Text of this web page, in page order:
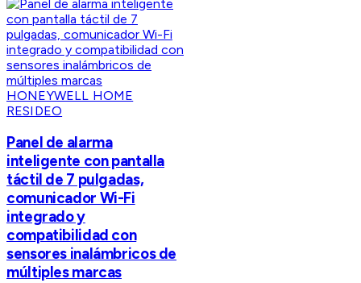
HONEYWELL HOME
RESIDEO
Panel de alarma
inteligente con pantalla
táctil de 7 pulgadas,
comunicador Wi-Fi
integrado y
compatibilidad con
sensores inalámbricos de
múltiples marcas